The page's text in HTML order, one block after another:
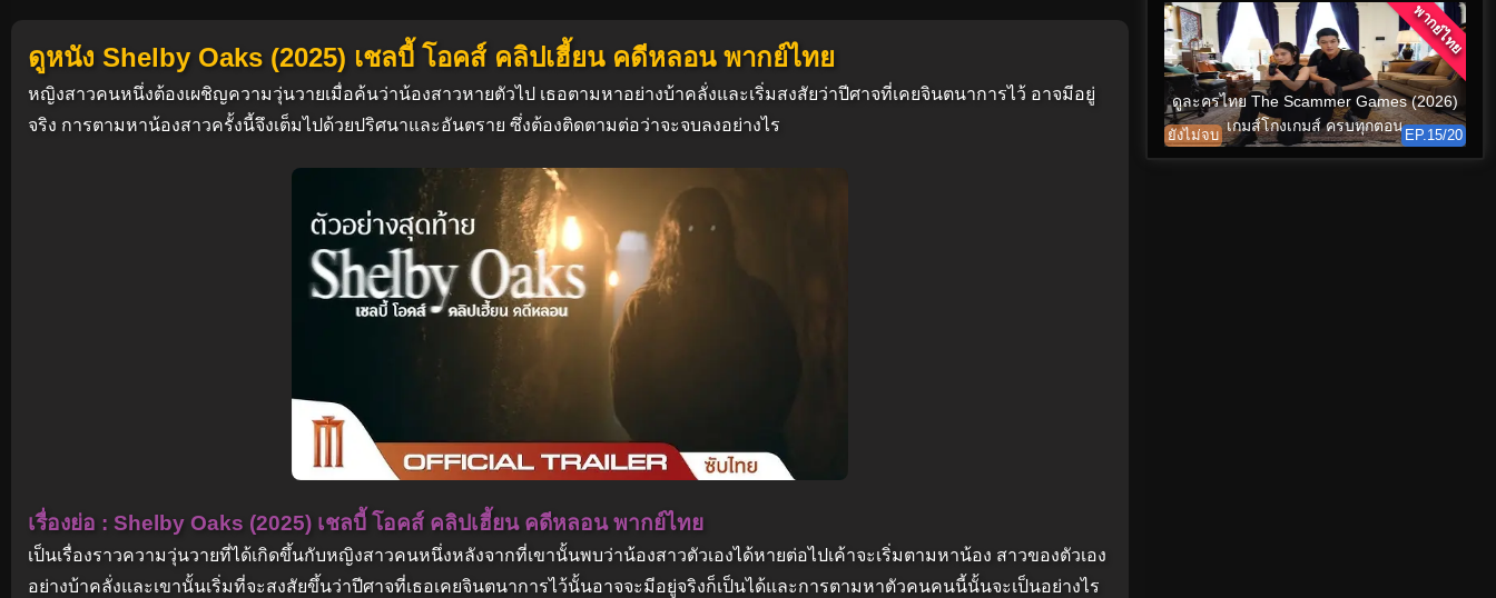
ดูหนัง Shelby Oaks (2025) เชลบี้ โอคส์ คลิปเฮี้ยน คดีหลอน พากย์ไทย
หญิงสาวคนหนึ่งต้องเผชิญความวุ่นวายเมื่อค้นว่าน้องสาวหายตัวไป เธอตามหาอย่างบ้าคลั่งและเริ่มสงสัยว่าปีศาจที่เคยจินตนาการไว้ อาจมีอยู่
จริง การตามหาน้องสาวครั้งนี้จึงเต็มไปด้วยปริศนาและอันตราย ซึ่งต้องติดตามต่อว่าจะจบลงอย่างไร
เรื่องย่อ : Shelby Oaks (2025) เชลบี้ โอคส์ คลิปเฮี้ยน คดีหลอน พากย์ไทย
เป็นเรื่องราวความวุ่นวายที่ได้เกิดขึ้นกับหญิงสาวคนหนึ่งหลังจากที่เขานั้นพบว่าน้องสาวตัวเองได้หายต่อไปเค้าจะเริ่มตามหาน้อง สาวของตัวเอง
อย่างบ้าคลั่งและเขานั้นเริ่มที่จะสงสัยขึ้นว่าปีศาจที่เธอเคยจินตนาการไว้นั้นอาจจะมีอยู่จริงก็เป็นได้และการตามหาตัวคนคนนี้นั้นจะเป็นอย่างไร
ดูละครไทย The Scammer Games (2026)
เกมส์โกงเกมส์ ครบทุกตอน
ยังไม่จบ EP.15/20
พากย์ไทย